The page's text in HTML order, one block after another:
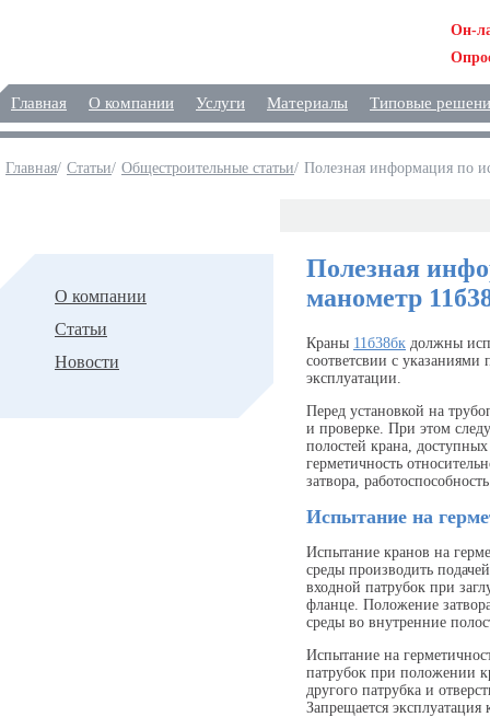
Он-
Главная О компании Услуги Материалы Типовые
Главная/ Статьи/ Общестроительные статьи/ Полезная информация по
О компании
Статьи
Новости
Полезная
манометр
Краны 11б38бк должны
соответсвии с указаниями
эксплуатации.
Перед установкой на
и проверке. При этом
полостей крана,
герметичность
затвора,
Испытание на
Испытание кранов на
среды производить
входной патрубок при
фланце. Положение
среды во внутренние
Испытание на
патрубок при положении
другого патрубка и
Запрещается